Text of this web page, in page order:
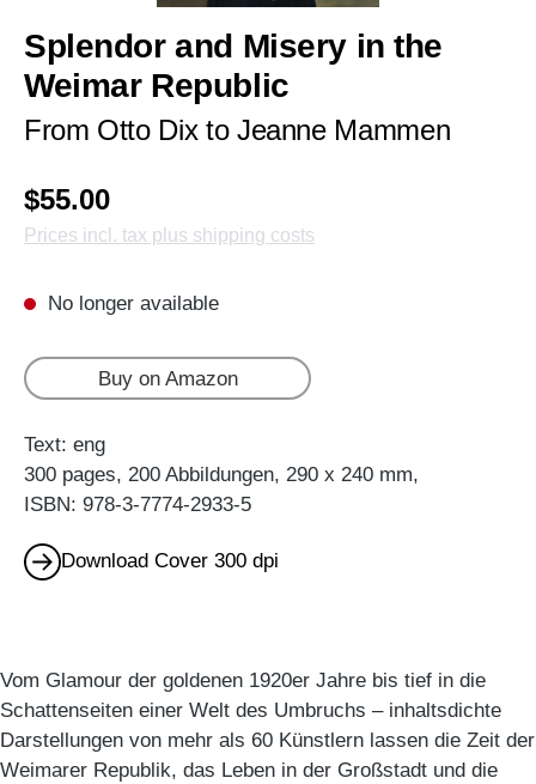
Splendor and Misery in the
Weimar Republic
From Otto Dix to Jeanne Mammen
$55.00
Prices incl. tax plus shipping costs
No longer available
Buy on Amazon
Text: eng
300 pages, 200 Abbildungen, 290 x 240 mm,
ISBN: 978-3-7774-2933-5
Download Cover 300 dpi
Vom Glamour der goldenen 1920er Jahre bis tief in die
Schattenseiten einer Welt des Umbruchs – inhaltsdichte
Darstellungen von mehr als 60 Künstlern lassen die Zeit der
Weimarer Republik, das Leben in der Großstadt und die